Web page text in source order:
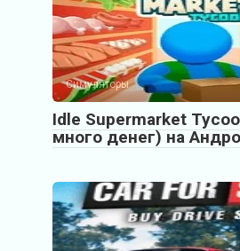
Симуляторы
Idle Supermarket
много денег) на